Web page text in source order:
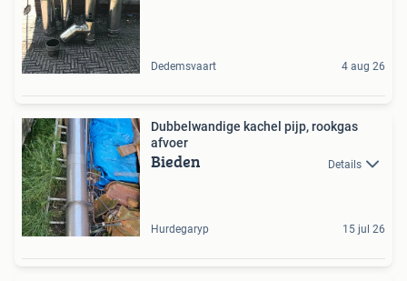
Dedemsvaart 4 aug 26
Dubbelwandige kachel pijp, rookgas
afvoer
Bieden Details
Hurdegaryp 15 jul 26